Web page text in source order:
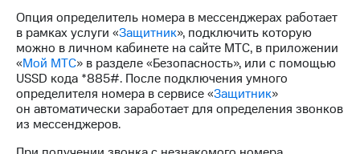
в
регионе
и акционерам
Корпоративное
управление
Корпоративный
Опция определитель номера в мессенджерах работает
в рамках услуги «Защитник», подключить которую
можно в личном кабинете на сайте МТС, в приложении
«Мой МТС» в разделе «Безопасность», или с помощью
USSD кода *885#. После подключения умного
определителя номера в сервисе «Защитник»
он автоматически заработает для определения звонков
из мессенджеров.